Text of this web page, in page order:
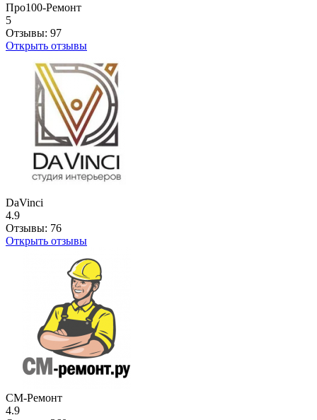
Про100-Ремонт
5
Отзывы: 97
Открыть отзывы
DaVinci
4.9
Отзывы: 76
Открыть отзывы
СМ-Ремонт
4.9